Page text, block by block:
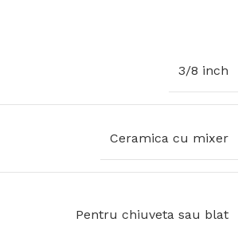
3/8 inch
Ceramica cu mixer
Pentru chiuveta sau blat